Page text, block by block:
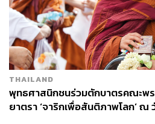
THAILAND
พุทธศาสนิกชนร่วมตักบาตรคณะพ
ยาตรา ‘จาริกเพื่อสันติภาพโลก’ ณ